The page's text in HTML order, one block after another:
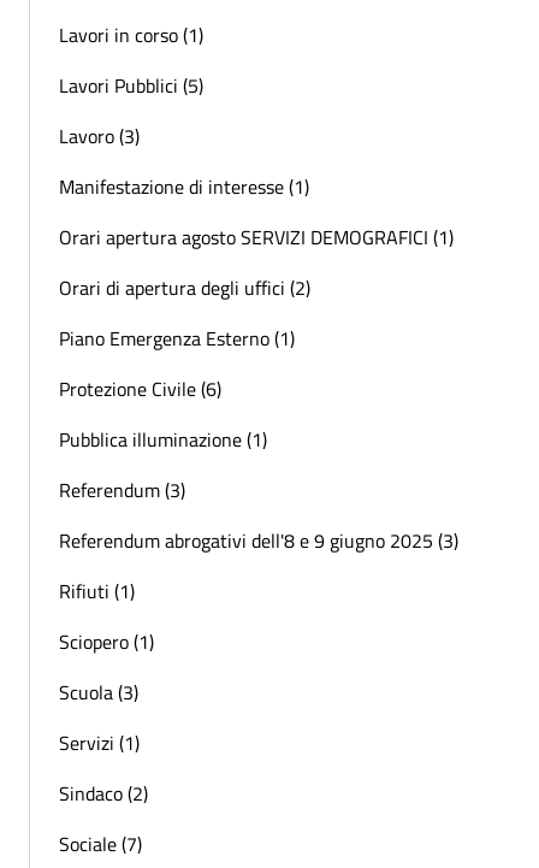
Lavori in corso (1)
Lavori Pubblici (5)
Lavoro (3)
Manifestazione di interesse (1)
Orari apertura agosto SERVIZI DEMOGRAFICI (1)
Orari di apertura degli uffici (2)
Piano Emergenza Esterno (1)
Protezione Civile (6)
Pubblica illuminazione (1)
Referendum (3)
Referendum abrogativi dell'8 e 9 giugno 2025 (3)
Rifiuti (1)
Sciopero (1)
Scuola (3)
Servizi (1)
Sindaco (2)
Sociale (7)